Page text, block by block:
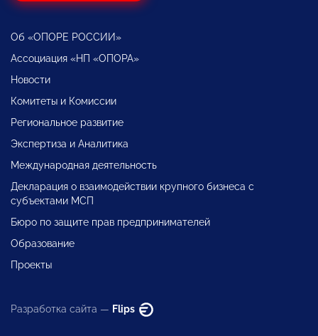
Об «ОПОРЕ РОССИИ»
Ассоциация «НП «ОПОРА»
Новости
Комитеты и Комиссии
Региональное развитие
Экспертиза и Аналитика
Международная деятельность
Декларация о взаимодействии крупного бизнеса с
субъектами МСП
Бюро по защите прав предпринимателей
Образование
Проекты
Разработка сайта — Flips